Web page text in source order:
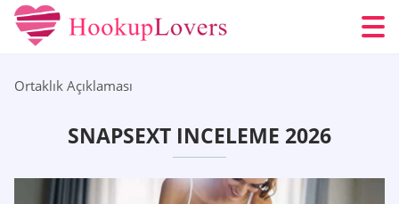
Ortaklık Açıklaması
SNAPSEXT INCELEME 2026